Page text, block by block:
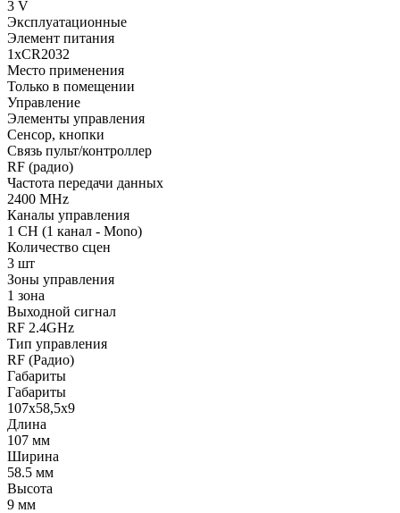
3 V
Эксплуатационные
Элемент питания
1xCR2032
Место применения
Только в помещении
Управление
Элементы управления
Сенсор, кнопки
Связь пульт/контроллер
RF (радио)
Частота передачи данных
2400 MHz
Каналы управления
1 CH (1 канал - Mono)
Количество сцен
3 шт
Зоны управления
1 зона
Выходной сигнал
RF 2.4GHz
Тип управления
RF (Радио)
Габариты
Габариты
107x58,5x9
Длина
107 мм
Ширина
58.5 мм
Высота
9 мм